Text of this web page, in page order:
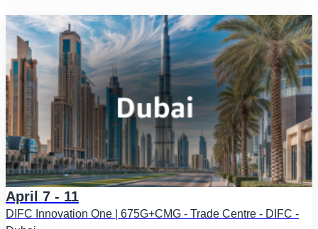
April 7 - 11
DIFC Innovation One | 675G+CMG - Trade Centre - DIFC -